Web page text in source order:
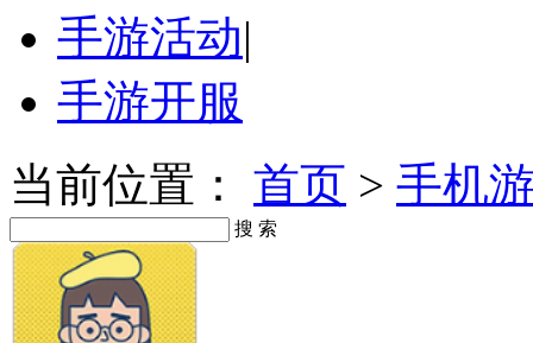
手游活动|
手游开服
当前位置： 首页 > 手机
搜 索